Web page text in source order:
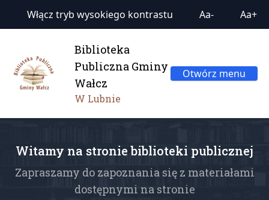
Włącz tryb wysokiego kontrastu Aa- Aa+
Biblioteka
Publiczna Gminy
Wałcz
W Lubnie
Otwórz menu
Witamy na stronie biblioteki publicznej
Zapraszamy do zapoznania się z materiałami
dostępnymi na stronie